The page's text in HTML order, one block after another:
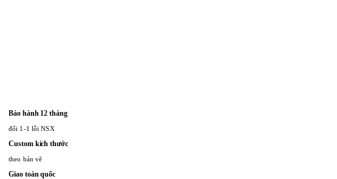
Bảo hành 12 tháng
đổi 1-1 lỗi NSX
Custom kích thước
theo bản vẽ
Giao toàn quốc